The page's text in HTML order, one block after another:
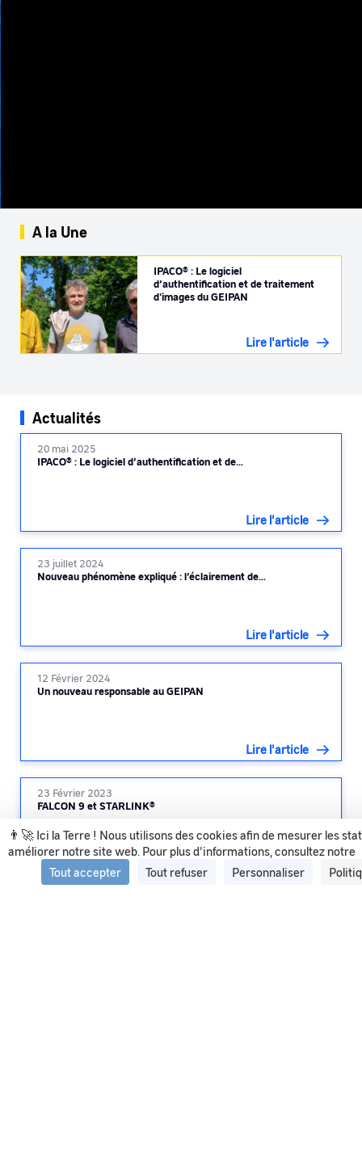
👨‍🚀 Ici la Terre ! Nous utilisons des cookies afin de mesurer les
améliorer notre site web. Pour plus d'informations, consultez notre
Tout accepter
Tout refuser Personnaliser
A la Une
IPACO® : Le logiciel
d’authentification et de traitement
d'images du GEIPAN
Lire l'article
Actualités
20 mai 2025
IPACO® : Le logiciel d’authentification et de…
Lire l'article
23 juillet 2024
Nouveau phénomène expliqué : l’éclairement de…
Lire l'article
12 Février 2024
Un nouveau responsable au GEIPAN
Lire l'article
23 Février 2023
FALCON 9 et STARLINK®
Lire l'article